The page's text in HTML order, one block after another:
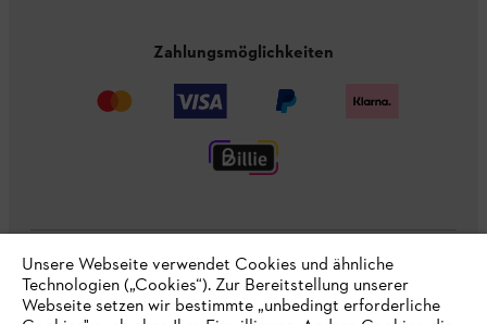
Zahlungsmöglichkeiten
Unternehmen
Unsere Webseite verwendet Cookies und ähnliche
Technologien („Cookies“). Zur Bereitstellung unserer
Webseite setzen wir bestimmte „unbedingt erforderliche